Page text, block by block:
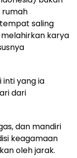
rumah
saling
karya
inti yang ia
dari
dan mandiri
keagamaan
oleh jarak.